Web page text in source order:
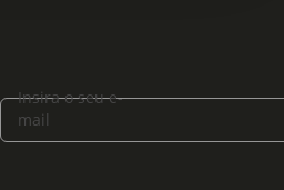
Insira o seu e-
mail